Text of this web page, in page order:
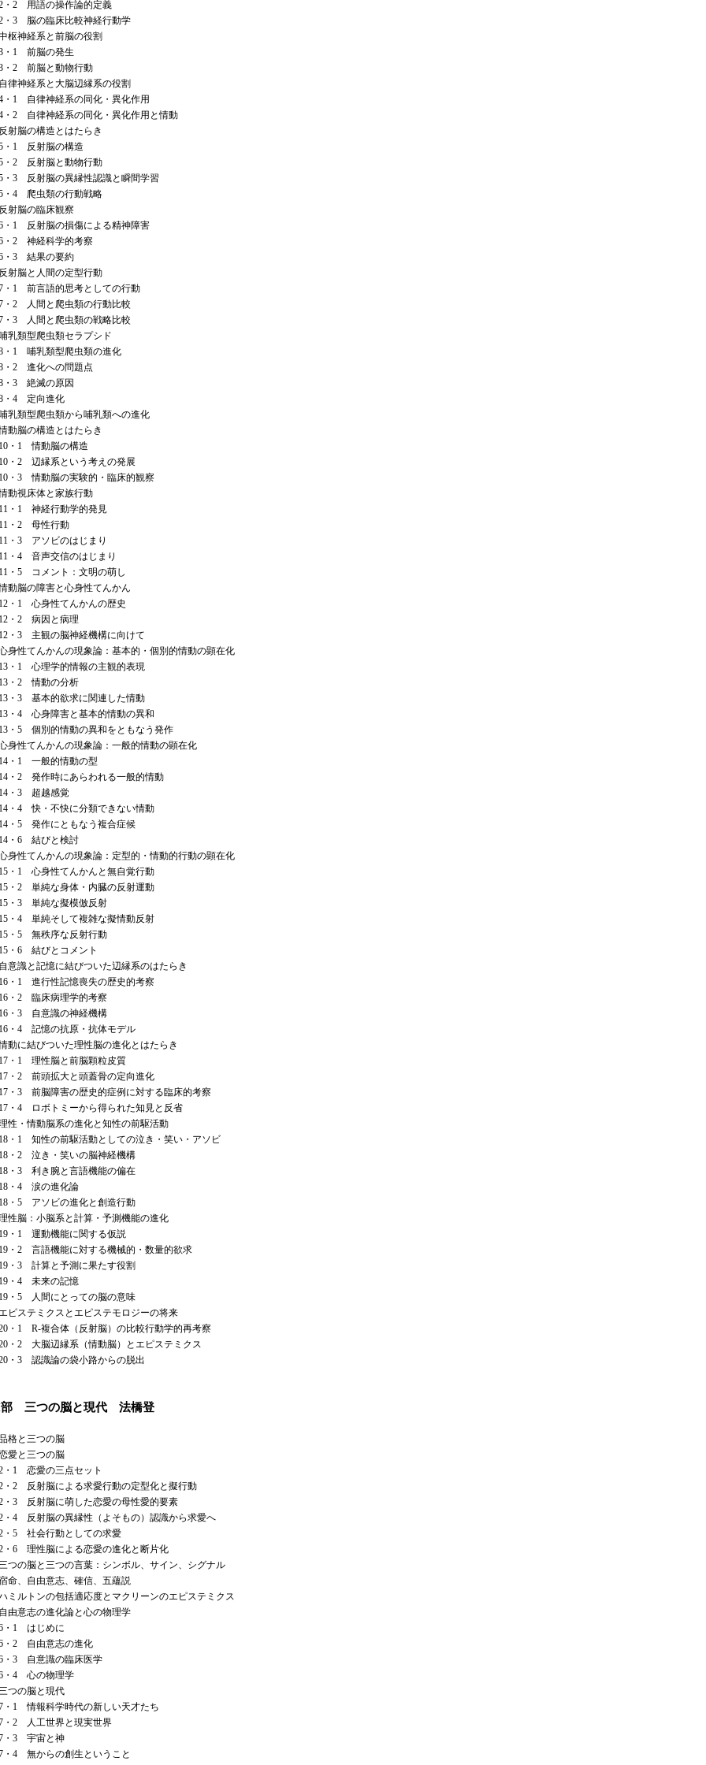
2 用語の操作論的定義
3 脳の臨床比較神経行動学
枢神経系と前脳の役割
1 前脳の発生
2 前脳と動物行動
律神経系と大脳辺縁系の役割
自律神経系の同化・異化作用
自律神経系の同化・異化作用と情動
射脳の構造とはたらき
1 反射脳の構造
2 反射脳と動物行動
反射脳の異縁性認識と瞬間学習
4 爬虫類の行動戦略
射脳の臨床観察
反射脳の損傷による精神障害
2 神経科学的考察
3 結果の要約
射脳と人間の定型行動
前言語的思考としての行動
2 人間と爬虫類の行動比較
3 人間と爬虫類の戦略比較
乳類型爬虫類セラプシド
1 哺乳類型爬虫類の進化
2 進化への問題点
3 絶滅の原因
4 定向進化
乳類型爬虫類から哺乳類への進化
動脳の構造とはたらき
1 情動脳の構造
2 辺縁系という考えの発展
3 情動脳の実験的・臨床的観察
動視床体と家族行動
1 神経行動学的発見
2 母性行動
3 アソビのはじまり
4 音声交信のはじまり
5 コメント：文明の萌し
動脳の障害と心身性てんかん
1 心身性てんかんの歴史
2 病因と病理
3 主観の脳神経機構に向けて
身性てんかんの現象論：基本的・個別的情動の顕在化
1 心理学的情報の主観的表現
2 情動の分析
3 基本的欲求に関連した情動
4 心身障害と基本的情動の異和
5 個別的情動の異和をともなう発作
身性てんかんの現象論：一般的情動の顕在化
1 一般的情動の型
2 発作時にあらわれる一般的情動
3 超越感覚
4 快・不快に分類できない情動
5 発作にともなう複合症候
6 結びと検討
身性てんかんの現象論：定型的・情動的行動の顕在化
1 心身性てんかんと無自覚行動
2 単純な身体・内臓の反射運動
3 単純な擬模倣反射
4 単純そして複雑な擬情動反射
5 無秩序な反射行動
6 結びとコメント
意識と記憶に結びついた辺縁系のはたらき
1 進行性記憶喪失の歴史的考察
2 臨床病理学的考察
3 自意識の神経機構
4 記憶の抗原・抗体モデル
動に結びついた理性脳の進化とはたらき
1 理性脳と前脳顆粒皮質
2 前頭拡大と頭蓋骨の定向進化
3 前脳障害の歴史的症例に対する臨床的考察
4 ロボトミーから得られた知見と反省
性・情動脳系の進化と知性の前駆活動
1 知性の前駆活動としての泣き・笑い・アソビ
2 泣き・笑いの脳神経機構
3 利き腕と言語機能の偏在
4 涙の進化論
5 アソビの進化と創造行動
性脳：小脳系と計算・予測機能の進化
1 運動機能に関する仮説
2 言語機能に対する機械的・数量的欲求
3 計算と予測に果たす役割
4 未来の記憶
5 人間にとっての脳の意味
ピステミクスとエピステモロジーの将来
1 R-複合体（反射脳）の比較行動学的再考察
2 大脳辺縁系（情動脳）とエピステミクス
3 認識論の袋小路からの脱出
三つの脳と現代 法橋登
格と三つの脳
愛と三つの脳
1 恋愛の三点セット
反射脳による求愛行動の定型化と擬行動
反射脳に萌した恋愛の母性愛的要素
反射脳の異縁性（よそもの）認識から求愛へ
5 社会行動としての求愛
理性脳による恋愛の進化と断片化
つの脳と三つの言葉：シンボル、サイン、シグナル
命、自由意志、確信、五蘊説
ミルトンの包括適応度とマクリーンのエピステミクス
由意志の進化論と心の物理学
1 はじめに
2 自由意志の進化
3 自意識の臨床医学
4 心の物理学
つの脳と現代
情報科学時代の新しい天才たち
2 人工世界と現実世界
3 宇宙と神
無からの創生ということ